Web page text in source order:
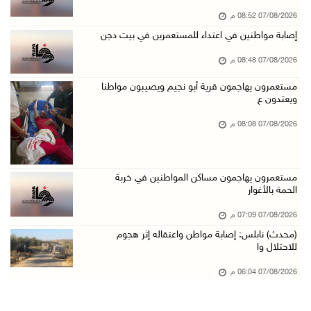
70 ألفا يؤدون صلاة الجمعة في المسجد الأقصى
07/آب/2026 02:29 م
الرئاسة تدين الهجمات الصاروخية على المملكة ال ...
07/آب/2026 02:19 م
مستعمرون ينفذون جولات استفزازية في عدة مناطق ...
07/آب/2026 01:41 م
مستعمرون يهاجمون صهريجا للمياه في خلايل اللوز ...
07/آب/2026 01:38 م
مستعمرون يهاجمون مجددا تجمع الكعابنة شرق الطي ...
07/08/2026 08:52 م
إصابة مواطنين في اعتداء للمستعمرين في بيت دجن
07/08/2026 08:48 م
مستعمرون يهاجمون قرية أبو نجيم ويصيبون مواطنا
ويعتدون ع
07/08/2026 08:08 م
مستعمرون يهاجمون مساكن المواطنين في خربة
الحمة بالأغوار
07/08/2026 07:09 م
(محدث) نابلس: إصابة مواطن واعتقاله إثر هجوم
للاحتلال وا
07/08/2026 06:04 م